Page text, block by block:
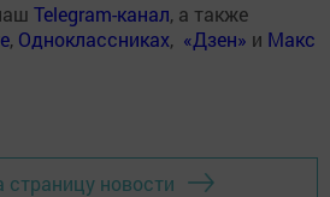
Telegram-канал, а также
, Одноклассниках, «Дзен» и Макс
страницу новости